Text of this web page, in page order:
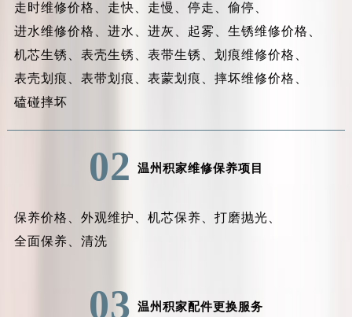
走时维修价格、 走快、 走慢、 停走、 偷停、
进水维修价格、 进水、 进灰、 起雾、 生锈维修价格、
机芯生锈、 表壳生锈、 表带生锈、 划痕维修价格、
表壳划痕、 表带划痕、 表蒙划痕、 摔坏维修价格、
磕碰摔坏
02 温州积家维修保养项目
保养价格、 外观维护、 机芯保养、 打磨抛光、
全面保养、 清洗
03 温州积家配件更换服务